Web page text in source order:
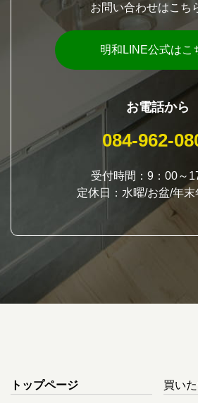
お問い合わせはこち
明和LINE公式はこ
お電話から
084-962-
受付時間：9：00～
定休日：水曜/お盆/年末
トップページ 買い